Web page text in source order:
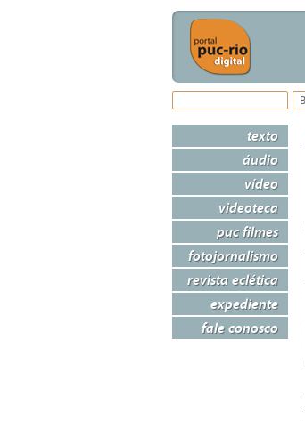
texto
áudio
vídeo
videoteca
puc filmes
fotojornalismo
revista eclética
expediente
fale conosco